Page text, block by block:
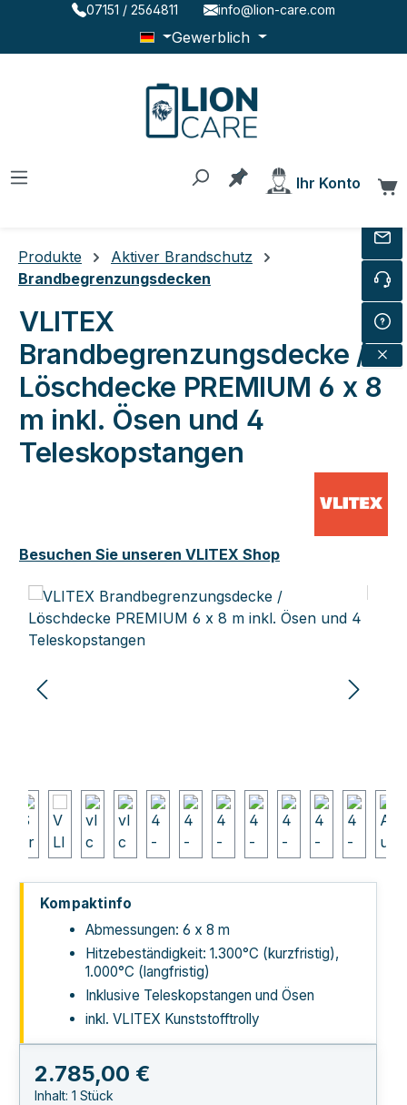
Zum Hauptinhalt springen
07151 / 2564811 info@lion-care.com
Gewerblich
Du hast 0 Produkte
Ihr Konto
Produkte
Aktiver Brandschutz
Brandbegrenzungsdecken
VLITEX
Brandbegrenzungsdecke /
Löschdecke PREMIUM 6 x 8
m inkl. Ösen und 4
Teleskopstangen
Besuchen Sie unseren VLITEX Shop
Bildergalerie überspringen
Kompaktinfo
Abmessungen: 6 x 8 m
Hitzebeständigkeit: 1.300°C (kurzfristig),
1.000°C (langfristig)
Inklusive Teleskopstangen und Ösen
inkl. VLITEX Kunststofftrolly
Regulärer Preis:
2.785,00 €
Inhalt: 1 Stück